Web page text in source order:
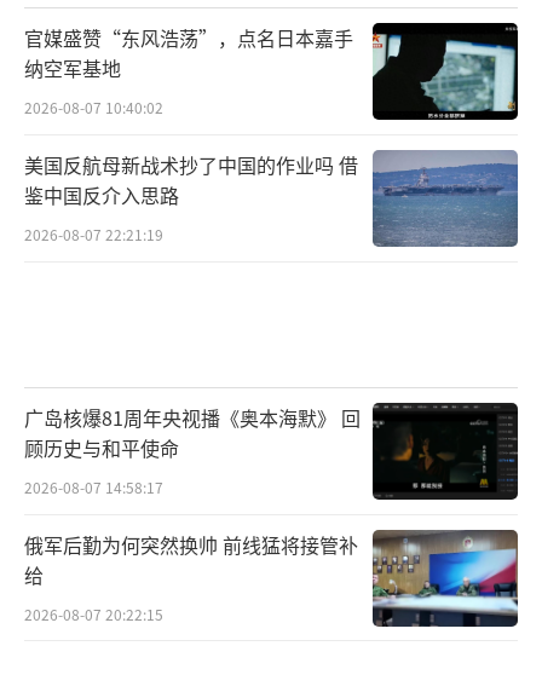
官媒盛赞“东风浩荡”，点名日本嘉手
纳空军基地
2026-08-07 10:40:02
美国反航母新战术抄了中国的作业吗 借
鉴中国反介入思路
2026-08-07 22:21:19
广岛核爆81周年央视播《奥本海默》 回
顾历史与和平使命
2026-08-07 14:58:17
俄军后勤为何突然换帅 前线猛将接管补
给
2026-08-07 20:22:15